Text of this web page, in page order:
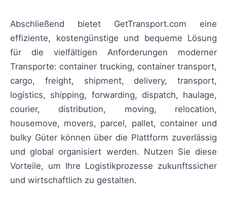
Abschließend bietet GetTransport.com eine
effiziente, kostengünstige und bequeme Lösung
für die vielfältigen Anforderungen moderner
Transporte: container trucking, container transport,
cargo, freight, shipment, delivery, transport,
logistics, shipping, forwarding, dispatch, haulage,
courier, distribution, moving, relocation,
housemove, movers, parcel, pallet, container und
bulky Güter können über die Plattform zuverlässig
und global organisiert werden. Nutzen Sie diese
Vorteile, um Ihre Logistikprozesse zukunftssicher
und wirtschaftlich zu gestalten.